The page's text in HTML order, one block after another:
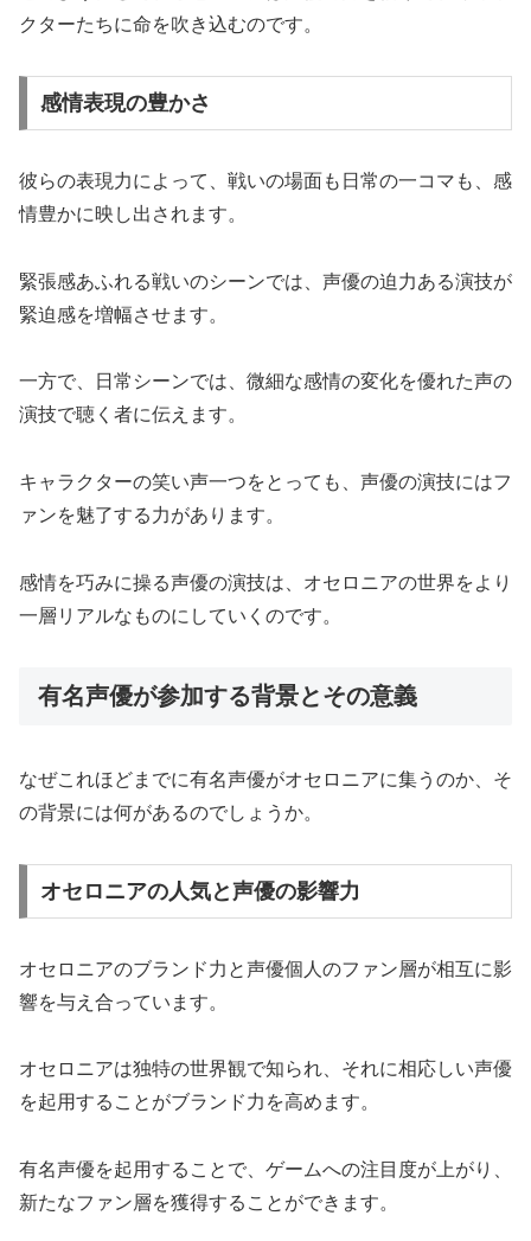
クターたちに命を吹き込むのです。
感情表現の豊かさ
彼らの表現力によって、戦いの場面も日常の一コマも、感
情豊かに映し出されます。
緊張感あふれる戦いのシーンでは、声優の迫力ある演技が
緊迫感を増幅させます。
一方で、日常シーンでは、微細な感情の変化を優れた声の
演技で聴く者に伝えます。
キャラクターの笑い声一つをとっても、声優の演技にはフ
ァンを魅了する力があります。
感情を巧みに操る声優の演技は、オセロニアの世界をより
一層リアルなものにしていくのです。
有名声優が参加する背景とその意義
なぜこれほどまでに有名声優がオセロニアに集うのか、そ
の背景には何があるのでしょうか。
オセロニアの人気と声優の影響力
オセロニアのブランド力と声優個人のファン層が相互に影
響を与え合っています。
オセロニアは独特の世界観で知られ、それに相応しい声優
を起用することがブランド力を高めます。
有名声優を起用することで、ゲームへの注目度が上がり、
新たなファン層を獲得することができます。